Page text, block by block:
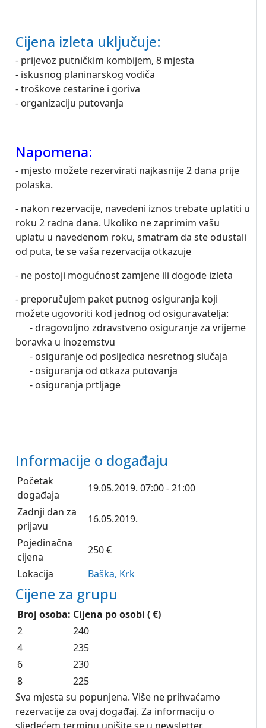
Cijena izleta uključuje:
- prijevoz putničkim kombijem, 8 mjesta
- iskusnog planinarskog vodiča
- troškove cestarine i goriva
- organizaciju putovanja
Napomena:
- mjesto možete rezervirati najkasnije 2 dana prije
polaska.
- nakon rezervacije, navedeni iznos trebate uplatiti u
roku 2 radna dana. Ukoliko ne zaprimim vašu
uplatu u navedenom roku, smatram da ste odustali
od puta, te se vaša rezervacija otkazuje
- ne postoji mogućnost zamjene ili dogode izleta
- preporučujem paket putnog osiguranja koji
možete ugovoriti kod jednog od osiguravatelja:
- dragovoljno zdravstveno osiguranje za vrijeme
boravka u inozemstvu
- osiguranje od posljedica nesretnog slučaja
- osiguranja od otkaza putovanja
- osiguranja prtljage
Informacije o događaju
Početak
događaja
19.05.2019. 07:00 - 21:00
Zadnji dan za
prijavu
16.05.2019.
Pojedinačna
cijena
250 €
Lokacija
Baška, Krk
Cijene za grupu
Broj osoba: Cijena po osobi ( €)
2
240
4
235
6
230
8
225
Sva mjesta su popunjena. Više ne prihvaćamo
rezervacije za ovaj događaj. Za informaciju o